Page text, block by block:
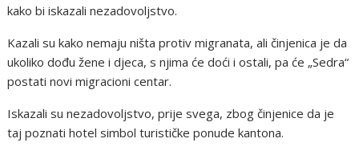
kako bi iskazali nezadovoljstvo.
Kazali su kako nemaju ništa protiv migranata, ali činjenica je da
ukoliko dođu žene i djeca, s njima će doći i ostali, pa će „Sedra“
postati novi migracioni centar.
Iskazali su nezadovoljstvo, prije svega, zbog činjenice da je
taj poznati hotel simbol turističke ponude kantona.